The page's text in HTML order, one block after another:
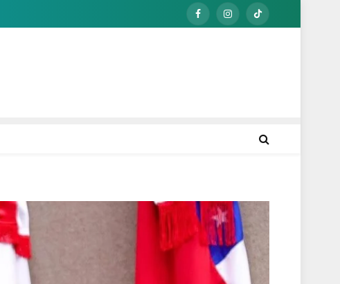
FacebookInstagramTikTok